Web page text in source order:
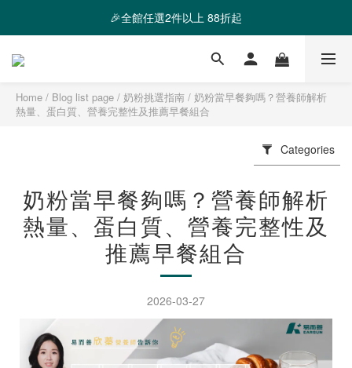
❤️ 霸氣優惠 滿額最高折888 👉去逛逛
🎉全館任選2件以上 88折起
❤️ 霸氣優惠 滿額最高折888 👉去逛逛
Home / Blog list page / 奶粉挑選指南 / 奶粉當早餐夠嗎？營養師解析
熱量、蛋白質、營養完整性及推薦早餐組合
Categories
奶粉當早餐夠嗎？營養師解析
熱量、蛋白質、營養完整性及
推薦早餐組合
2026-03-27